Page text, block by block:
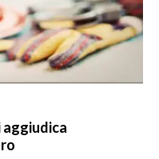
aggiudica